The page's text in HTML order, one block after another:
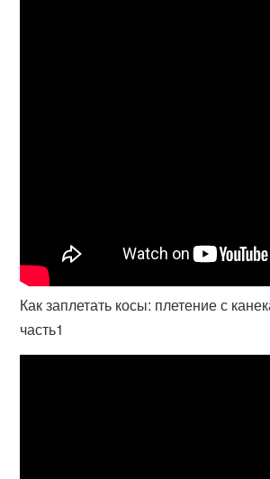
Как заплетать косы: плетение с
часть1